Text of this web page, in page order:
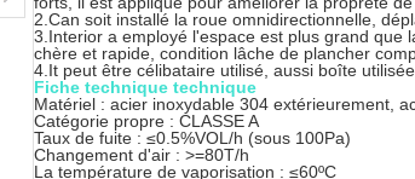
2.Can soit installé la roue omnidirectionnelle,
3.Interior a employé l'espace est plus grand que
chère et rapide, condition lâche de plancher
4.It peut être célibataire utilisé, aussi boîte
Fiche technique technique
Matériel : acier inoxydable 304 extérieurement,
Catégorie propre : CLASSE A
Taux de fuite : ≤0.5%VOL/h (sous 100Pa)
Changement d'air : >=80T/h
La température de vaporisation : ≤60ºC